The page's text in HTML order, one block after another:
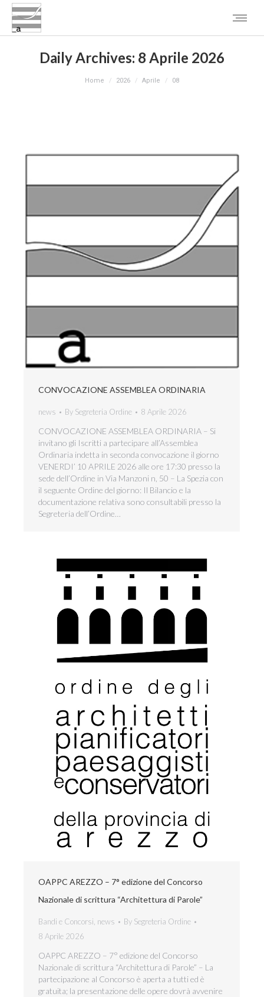
Daily Archives: 8 Aprile 2026
Home 2026 Aprile 08
CONVOCAZIONE ASSEMBLEA ORDINARIA
news By Segreteria Ordine 8 Aprile 2026
CONVOCAZIONE ASSEMBLEA ORDINARIA – Si
invitano gli Iscritti a partecipare all’Assemblea
Ordinaria indetta in seconda convocazione il giorno
VENERDI’ 10 APRILE 2026 alle ore 17:30 presso la
sede dell’Ordine in Via Manzoni n, 50 – La Spezia con
il seguente Ordine del giorno: Il Bilancio e la
documentazione relativa sono consultabili presso la
Segreteria dell’Ordine…
OAPPC AREZZO – 7° edizione del Concorso
Nazionale di scrittura “Architettura di Parole”
Bandi e Concorsi, news By Segreteria Ordine
8 Aprile 2026
OAPPC AREZZO – 7° edizione del Concorso
Nazionale di scrittura “Architettura di Parole” – La
partecipazione al Concorso è aperta a tutti ed è
gratuita; la presentazione delle opere dovrà avvenire